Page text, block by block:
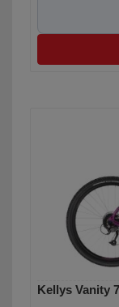
Kellys Vanity